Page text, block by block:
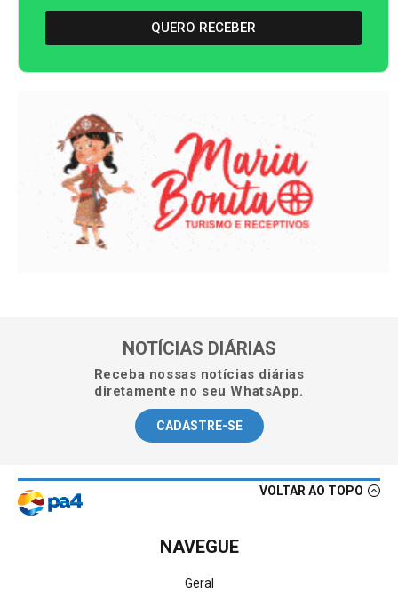
QUERO RECEBER
NOTÍCIAS DIÁRIAS
Receba nossas notícias diárias
diretamente no seu WhatsApp.
CADASTRE-SE
VOLTAR AO TOPO
NAVEGUE
Geral